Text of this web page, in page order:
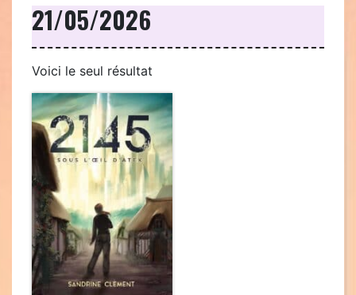
21/05/2026
Voici le seul résultat